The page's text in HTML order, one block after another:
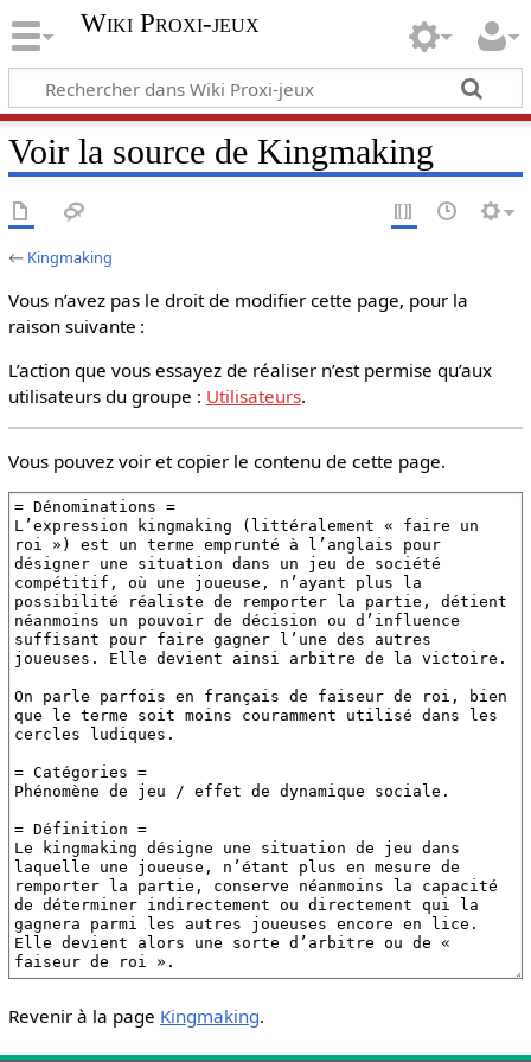
Wiki Proxi-jeux
Voir la source de Kingmaking
← Kingmaking
Vous n’avez pas le droit de modifier cette page, pour la
raison suivante :
L’action que vous essayez de réaliser n’est permise qu’aux
utilisateurs du groupe : Utilisateurs.
Vous pouvez voir et copier le contenu de cette page.
Revenir à la page Kingmaking.